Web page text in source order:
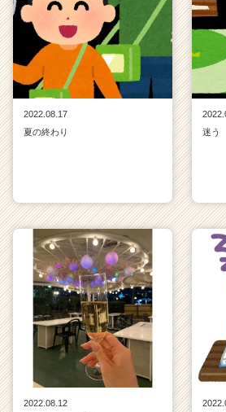
2022.08.17
夏の終わり
迷う
2022.08.12